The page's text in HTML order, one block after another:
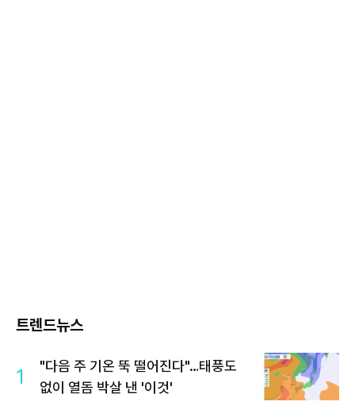
트렌드뉴스
1
"다음 주 기온 뚝 떨어진다"…태풍도
없이 열돔 박살 낸 '이것'